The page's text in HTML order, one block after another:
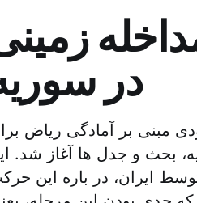
در
مبنی بر آمادگی ریاض
بحث و جدل ها آغاز شد.
ایران، در باره این